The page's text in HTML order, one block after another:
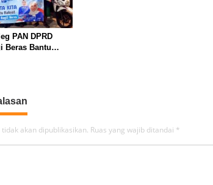
PAN DPRD
Beras Bantu
akan dipublikasikan. Ruas yang wajib ditandai *